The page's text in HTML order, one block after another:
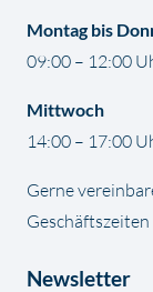
Montag bis
09:00 – 12:00
Mittwoch
14:00 – 17:00
Gerne
Newsletter